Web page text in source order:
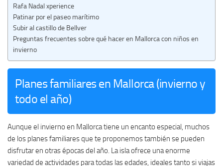
Rafa Nadal xperience
Patinar por el paseo marítimo
Subir al castillo de Bellver
Preguntas frecuentes sobre qué hacer en Mallorca con niños en
invierno
Planes familiares en Mallorca (invierno y
todo el año)
Aunque el invierno en Mallorca tiene un encanto especial, muchos
de los planes familiares que te proponemos también se pueden
disfrutar en otras épocas del año. La isla ofrece una enorme
variedad de actividades para todas las edades, ideales tanto si viajas